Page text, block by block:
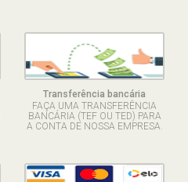
Transferência bancária
FAÇA UMA TRANSFERÊNCIA
BANCÁRIA (TEF OU TED) PARA
A CONTA DE NOSSA EMPRESA.